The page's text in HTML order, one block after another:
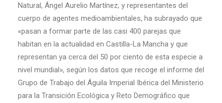
Natural, Ángel Aurelio Martínez; y representantes del
cuerpo de agentes medioambientales, ha subrayado que
«pasan a formar parte de las casi 400 parejas que
habitan en la actualidad en Castilla-La Mancha y que
representan ya cerca del 50 por ciento de esta especie a
nivel mundial», según los datos que recoge el informe del
Grupo de Trabajo del Águila Imperial Ibérica del Ministerio
para la Transición Ecológica y Reto Demográfico que